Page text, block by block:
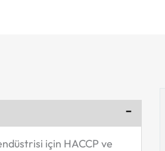
için HACCP ve